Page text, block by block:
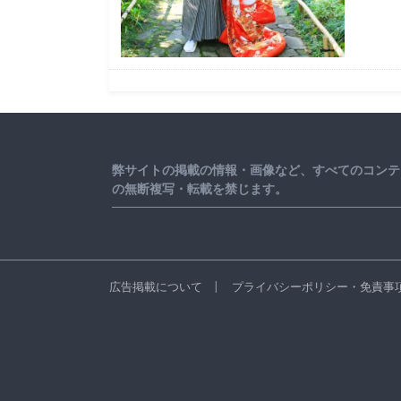
弊サイトの掲載の情報・画像など、すべてのコン
の無断複写・転載を禁じます。
広告掲載について プライバシーポリシー・免責事